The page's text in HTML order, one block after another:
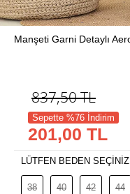
Manşeti Garni Detaylı
837,50TL
Sepette %76 İndirim
201,00 TL
LÜTFEN BEDEN SEÇİNİZ
38 40 42 44